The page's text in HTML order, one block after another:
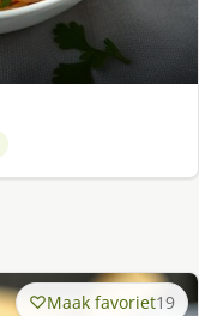
Maak favoriet19